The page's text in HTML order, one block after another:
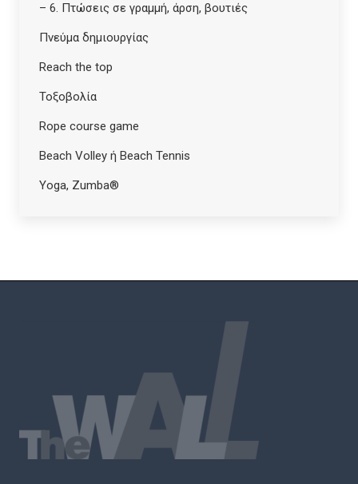
– 6. Πτώσεις σε γραμμή, άρση, βουτιές
Πνεύμα δημιουργίας
Reach the top
Τοξοβολία
Rope course game
Beach Volley ή Beach Tennis
Yoga, Zumba®